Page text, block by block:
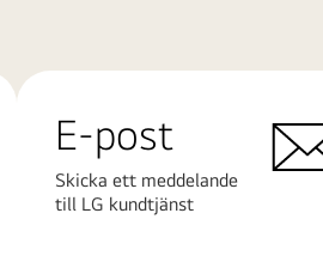
E-post
Skicka ett meddelande
till LG kundtjänst